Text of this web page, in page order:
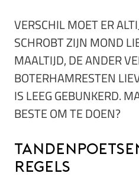
VERSCHIL MOET ER
SCHROBT ZIJN MOND
MAALTIJD, DE ANDER
BOTERHAMRESTEN
IS LEEG GEBUNKERD.
BESTE OM TE DOEN?
regels